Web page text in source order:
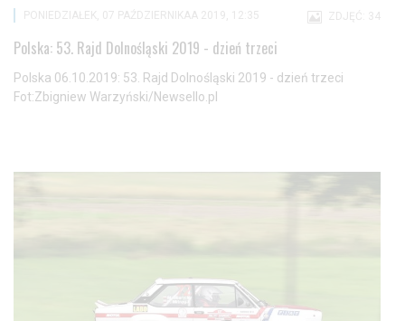
ZDJĘĆ: 34
PONIEDZIAŁEK, 07 PAŹDZIERNIKAA 2019, 12:35
Polska: 53. Rajd Dolnośląski 2019 - dzień trzeci
Polska 06.10.2019: 53. Rajd Dolnośląski 2019 - dzień trzeci
Fot:Zbigniew Warzyński/Newsello.pl